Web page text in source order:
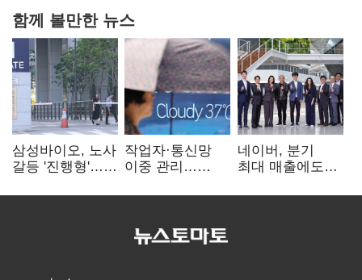
함께 볼만한 뉴스
삼성바이오, 노사
갈등 '진행형'…
작업자·통신망
이중 관리…
비상대응 돌입
네이버, 분기
최대 매출에도
팩토리 속도